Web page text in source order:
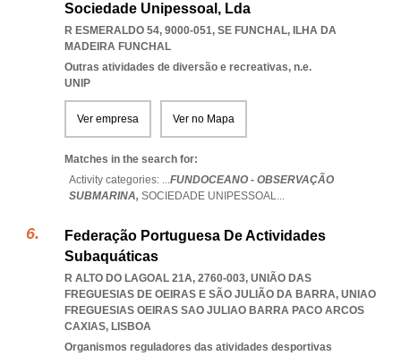
Sociedade Unipessoal, Lda
R ESMERALDO 54, 9000-051, SE FUNCHAL, ILHA DA
MADEIRA FUNCHAL
Outras atividades de diversão e recreativas, n.e.
UNIP
Ver empresa Ver no Mapa
Matches in the search for:
Activity categories: ...FUNDOCEANO - OBSERVAÇÃO
SUBMARINA, SOCIEDADE UNIPESSOAL...
Federação Portuguesa De Actividades
Subaquáticas
R ALTO DO LAGOAL 21A, 2760-003, UNIÃO DAS
FREGUESIAS DE OEIRAS E SÃO JULIÃO DA BARRA, UNIAO
FREGUESIAS OEIRAS SAO JULIAO BARRA PACO ARCOS
CAXIAS, LISBOA
Organismos reguladores das atividades desportivas